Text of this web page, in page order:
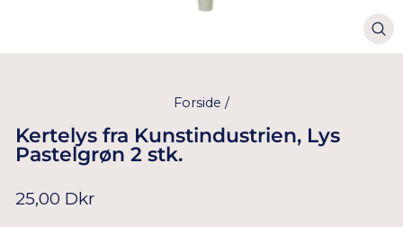
Forside /
Kertelys fra Kunstindustrien, Lys
Pastelgrøn 2 stk.
Normal
25,00 Dkr